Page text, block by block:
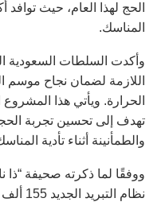
المناسك.
وأكدت السلطات السعودية
اللازمة لضمان نجاح
الحرارة. ويأتي هذا
تهدف إلى تحسين تجربة
والطمأنينة أثناء تأدية
ووفقًا لما ذكرته صحيفة “ذا
نظام